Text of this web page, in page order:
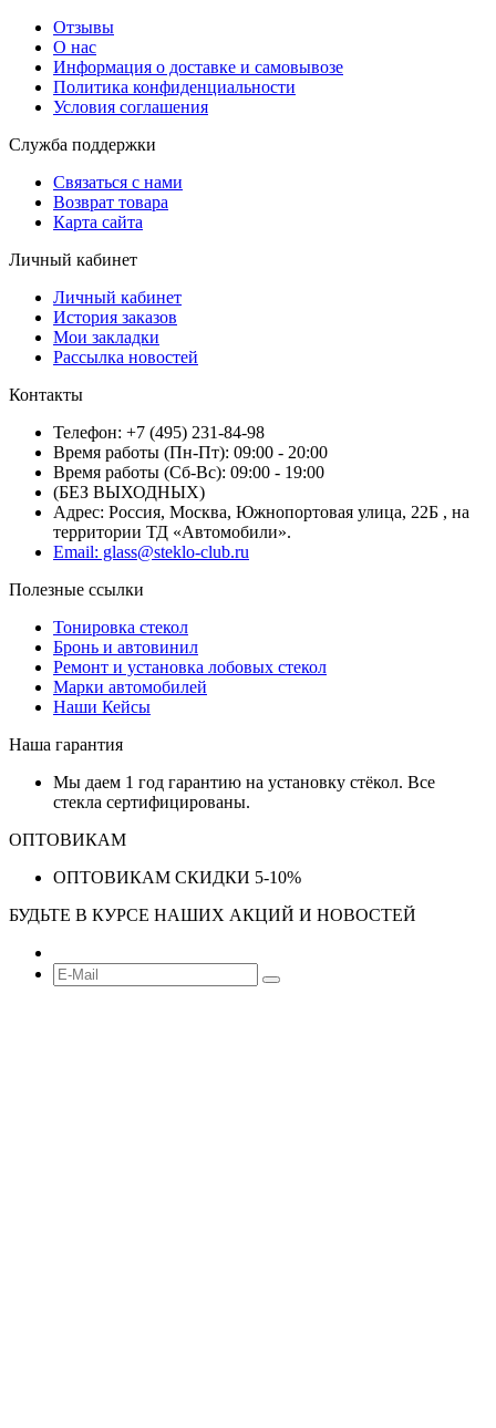
Отзывы
О нас
Информация о доставке и самовывозе
Политика конфиденциальности
Условия соглашения
Служба поддержки
Связаться с нами
Возврат товара
Карта сайта
Личный кабинет
Личный кабинет
История заказов
Мои закладки
Рассылка новостей
Контакты
Телефон: +7 (495) 231-84-98
Время работы (Пн-Пт): 09:00 - 20:00
Время работы (Сб-Вс): 09:00 - 19:00
(БЕЗ ВЫХОДНЫХ)
Адрес: Россия, Москва, Южнопортовая улица, 22Б , на
территории ТД «Автомобили».
Email: glass@steklo-club.ru
Полезные ссылки
Тонировка стекол
Бронь и автовинил
Ремонт и установка лобовых стекол
Марки автомобилей
Наши Кейсы
Наша гарантия
Мы даем 1 год гарантию на установку стёкол. Все
стекла сертифицированы.
ОПТОВИКАМ
ОПТОВИКАМ СКИДКИ 5-10%
БУДЬТЕ В КУРСЕ НАШИХ АКЦИЙ И НОВОСТЕЙ